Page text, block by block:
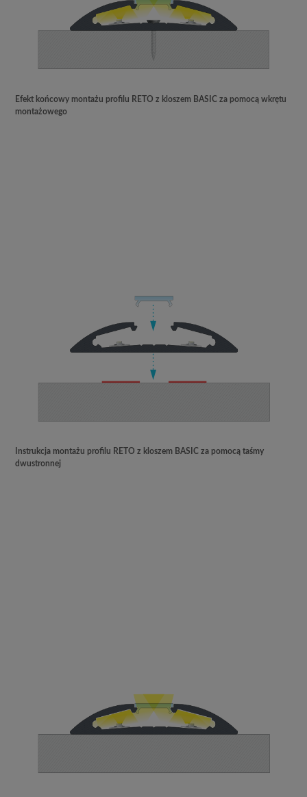
Efekt końcowy montażu profilu RETO z kloszem BASIC za pomocą wkrętu
montażowego
Instrukcja montażu profilu RETO z kloszem BASIC za pomocą taśmy
dwustronnej